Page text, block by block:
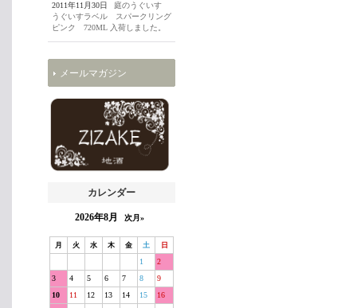
2011年11月30日
庭のうぐいす
うぐいすラベル スパークリング
ピンク 720ML 入荷しました。
メールマガジン
カレンダー
2026年8月 次月»
月 火 水 木 金 土 日
1
2
3
4 5 6 7 8
9
10
11 12 13 14 15
16